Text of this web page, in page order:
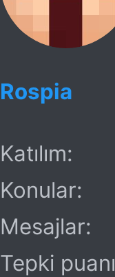
l
r
Rospia
Katılım
Konular
Mesajlar
Tepki puanı